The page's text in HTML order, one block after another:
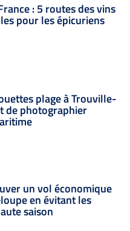
: 5 routes des vins
pour les épicuriens
plage à Trouville-
de photographier
un vol économique
en évitant les
saison